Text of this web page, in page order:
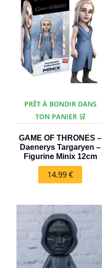
PRÊT À BONDIR DANS
TON PANIER 🛒
GAME OF THRONES –
Daenerys Targaryen –
Figurine Minix 12cm
14.99€